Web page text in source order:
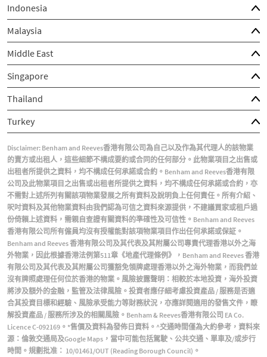
Indonesia
Malaysia
Middle East
Singapore
Thailand
Turkey
Disclaimer: Benham and Reeves香港有限公司為自己以及作為其代理人的該物業
的賣方或出租人，這些細節不構成要約或合同的任何部分。此物業項目之出售或
出租者所提供之資料，均不構成任何承諾或合約。Benham and Reeves香港有限
公司及此物業項目之出售或出租者所提供之資料，均不構成任何承諾或合約，亦
不需對上述所列有關該項物業發展之所有資料及說明負上任何責任。所有介紹、
呎吋資料及其他物業資料由我們認為可信之資料來源提供，不建議買家或租戶過
份倚賴上述資料，需親自查證有關資料的準確性及可信性。Benham and Reeves
香港有限公司所有僱員均沒有授權能對該項物業項目作出任何承諾或保証。
Benham and Reeves 香港有限公司及其代表及其附屬公司專責代理香港以外之海
外物業，因此根據香港法例第511章《地產代理條例》，Benham and Reeves 香港
有限公司及其代表及其附屬公司獲豁免領牌處理香港以外之海外物業，而我們並
沒有牌照處理任何位於香港的物業。風險披露聲明：相較於本地投資，海外投資
將涉及額外的金融，監管及法律風險。投資者應仔細考慮投資產品 / 服務是否適
合其投資目標和經驗、風險承受能力等財務狀況，亦應詳閱適用的發售文件，瞭
解投資產品 / 服務所涉及的相關風險。Benham & Reeves香港有限公司 EA Co.
Licence C-092169。*售價及資料為發佈日資料。^交通時間僅為大約參考，資料來
源：倫敦交通局及Google Maps，當中可能包括駕駛、公共交通、單車及/或步行
時間。規劃批准： 10/01461/OUT (Reading Borough Council)。